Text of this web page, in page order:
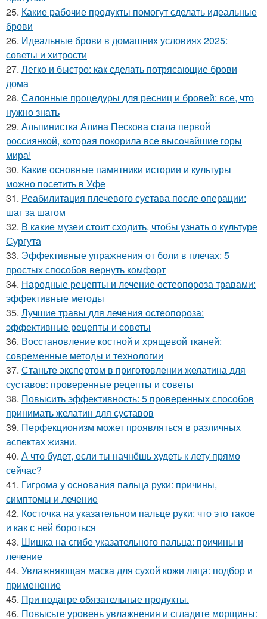
25. Какие рабочие продукты помогут сделать идеальные
брови
26. Идеальные брови в домашних условиях 2025:
советы и хитрости
27. Легко и быстро: как сделать потрясающие брови
дома
28. Салонные процедуры для ресниц и бровей: все, что
нужно знать
29. Альпинистка Алина Пескова стала первой
россиянкой, которая покорила все высочайшие горы
мира!
30. Какие основные памятники истории и культуры
можно посетить в Уфе
31. Реабилитация плечевого сустава после операции:
шаг за шагом
32. В какие музеи стоит сходить, чтобы узнать о культуре
Сургута
33. Эффективные упражнения от боли в плечах: 5
простых способов вернуть комфорт
34. Народные рецепты и лечение остеопороза травами:
эффективные методы
35. Лучшие травы для лечения остеопороза:
эффективные рецепты и советы
36. Восстановление костной и хрящевой тканей:
современные методы и технологии
37. Станьте экспертом в приготовлении желатина для
суставов: проверенные рецепты и советы
38. Повысить эффективность: 5 проверенных способов
принимать желатин для суставов
39. Перфекционизм может проявляться в различных
аспектах жизни.
40. А что будет, если ты начнёшь худеть к лету прямо
сейчас?
41. Гигрома у основания пальца руки: причины,
симптомы и лечение
42. Косточка на указательном пальце руки: что это такое
и как с ней бороться
43. Шишка на сгибе указательного пальца: причины и
лечение
44. Увлажняющая маска для сухой кожи лица: подбор и
применение
45. При подагре обязательные продукты.
46. Повысьте уровень увлажнения и сгладите морщины: